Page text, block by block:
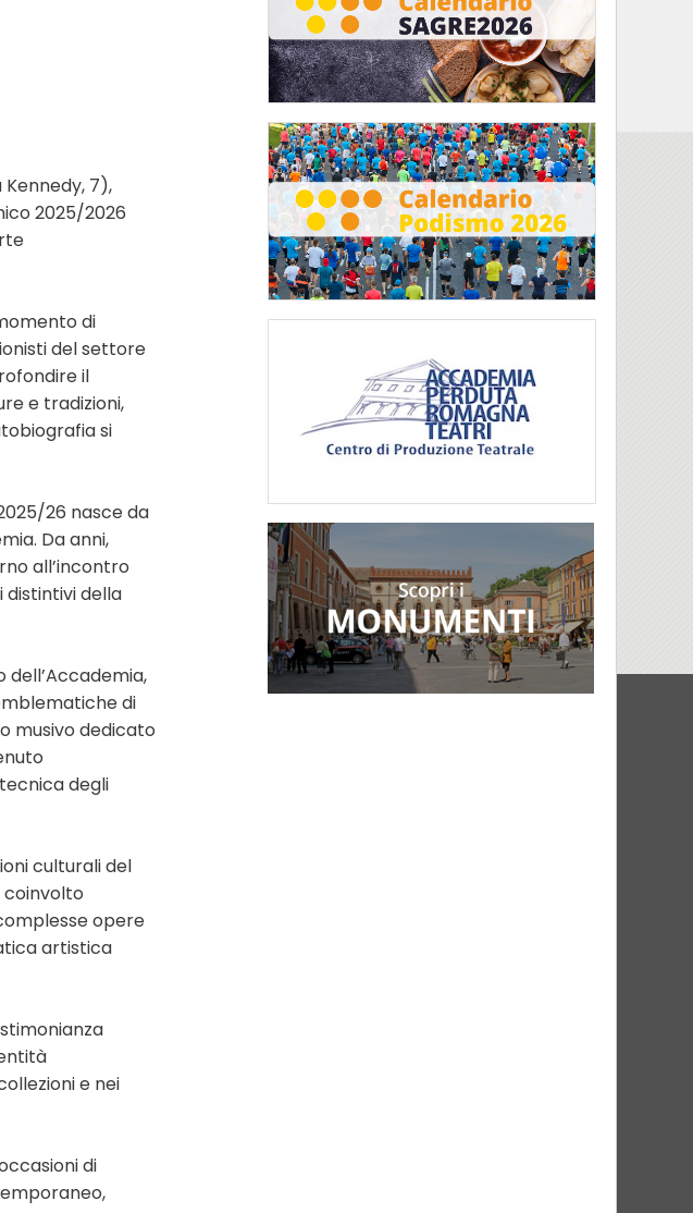
Kennedy, 7),
2025/2026
di
del settore
il
e tradizioni,
si
26 nasce da
Da anni,
all’incontro
della
di
musivo dedicato
degli
culturali del
coinvolto
opere
artistica
e nei
di